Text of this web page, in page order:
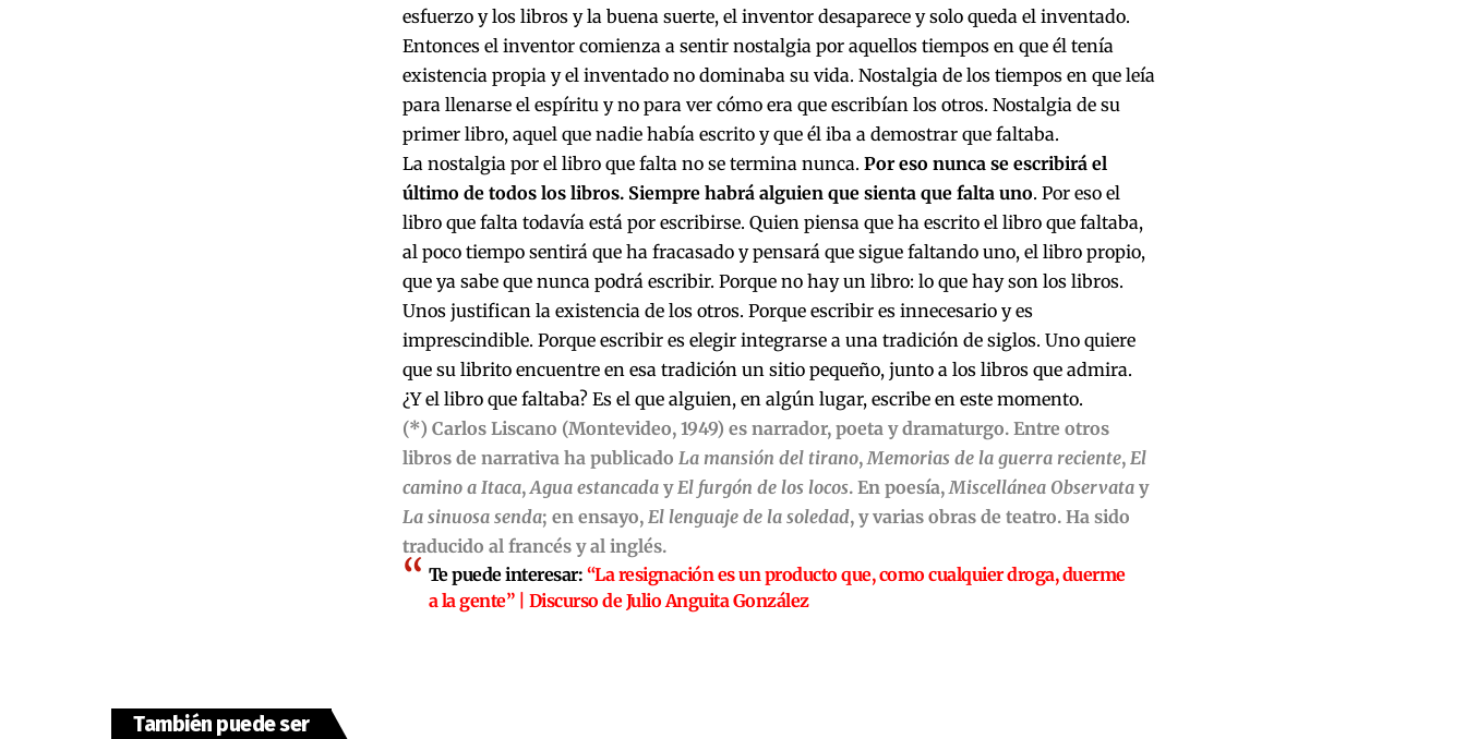
esfuerzo y los libros y la buena suerte, el inventor desaparece y solo queda el inventado.
Entonces el inventor comienza a sentir nostalgia por aquellos tiempos en que él tenía
existencia propia y el inventado no dominaba su vida. Nostalgia de los tiempos en que leía
para llenarse el espíritu y no para ver cómo era que escribían los otros. Nostalgia de su
primer libro, aquel que nadie había escrito y que él iba a demostrar que faltaba.
La nostalgia por el libro que falta no se termina nunca. Por eso nunca se escribirá el
último de todos los libros. Siempre habrá alguien que sienta que falta uno. Por eso el
libro que falta todavía está por escribirse. Quien piensa que ha escrito el libro que faltaba,
al poco tiempo sentirá que ha fracasado y pensará que sigue faltando uno, el libro propio,
que ya sabe que nunca podrá escribir. Porque no hay un libro: lo que hay son los libros.
Unos justifican la existencia de los otros. Porque escribir es innecesario y es
imprescindible. Porque escribir es elegir integrarse a una tradición de siglos. Uno quiere
que su librito encuentre en esa tradición un sitio pequeño, junto a los libros que admira.
¿Y el libro que faltaba? Es el que alguien, en algún lugar, escribe en este momento.
(*) Carlos Liscano (Montevideo, 1949) es narrador, poeta y dramaturgo. Entre otros
libros de narrativa ha publicado La mansión del tirano,Memorias de la guerra reciente, El
camino a Itaca,Agua estancada yEl furgón de los locos. En poesía,Miscellánea Observatay
La sinuosa senda; en ensayo, El lenguaje de la soledad, y varias obras de teatro. Ha sido
traducido al francés y al inglés.
Te puede interesar: “La resignación es un producto que, como cualquier droga, duerme
a la gente” | Discurso de Julio Anguita González
También puede ser